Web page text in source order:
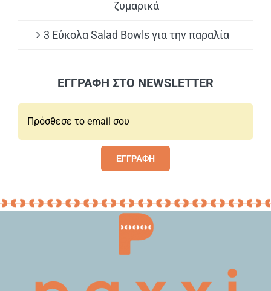
ζυμαρικά
3 Εύκολα Salad Bowls για την παραλία
ΕΓΓΡΑΦΗ ΣΤΟ NEWSLETTER
ΕΓΓΡΑΦΗ